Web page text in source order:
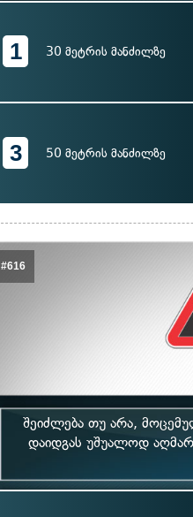
1 30 მეტრის მანძილზე
3 50 მეტრის მანძილზე
#616
შეიძლება თუ არა,
დაიდგას უშუალოდ